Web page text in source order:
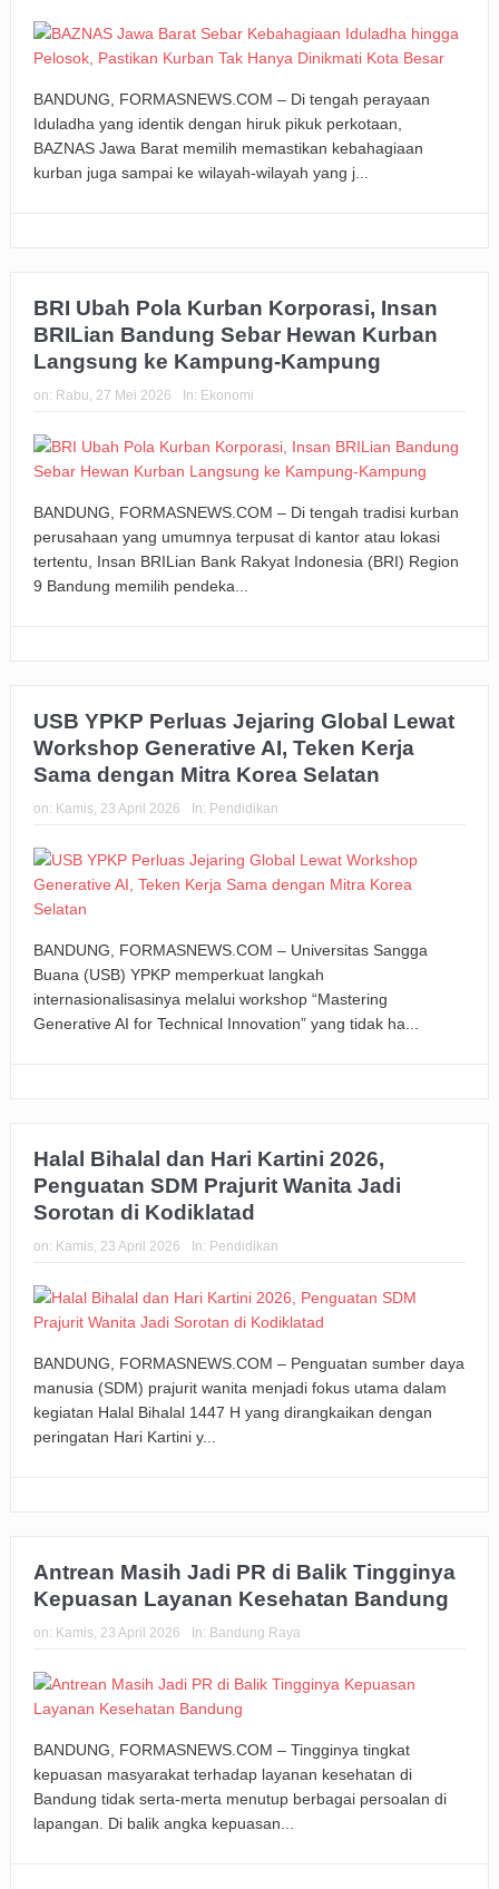
BANDUNG, FORMASNEWS.COM – Di tengah perayaan
Iduladha yang identik dengan hiruk pikuk perkotaan,
BAZNAS Jawa Barat memilih memastikan kebahagiaan
kurban juga sampai ke wilayah-wilayah yang j...
BRI Ubah Pola Kurban Korporasi, Insan
BRILian Bandung Sebar Hewan Kurban
Langsung ke Kampung-Kampung
on: Rabu, 27 Mei 2026 In: Ekonomi
BANDUNG, FORMASNEWS.COM – Di tengah tradisi kurban
perusahaan yang umumnya terpusat di kantor atau lokasi
tertentu, Insan BRILian Bank Rakyat Indonesia (BRI) Region
9 Bandung memilih pendeka...
USB YPKP Perluas Jejaring Global Lewat
Workshop Generative AI, Teken Kerja
Sama dengan Mitra Korea Selatan
on: Kamis, 23 April 2026 In: Pendidikan
BANDUNG, FORMASNEWS.COM – Universitas Sangga
Buana (USB) YPKP memperkuat langkah
internasionalisasinya melalui workshop “Mastering
Generative AI for Technical Innovation” yang tidak ha...
Halal Bihalal dan Hari Kartini 2026,
Penguatan SDM Prajurit Wanita Jadi
Sorotan di Kodiklatad
on: Kamis, 23 April 2026 In: Pendidikan
BANDUNG, FORMASNEWS.COM – Penguatan sumber daya
manusia (SDM) prajurit wanita menjadi fokus utama dalam
kegiatan Halal Bihalal 1447 H yang dirangkaikan dengan
peringatan Hari Kartini y...
Antrean Masih Jadi PR di Balik Tingginya
Kepuasan Layanan Kesehatan Bandung
on: Kamis, 23 April 2026 In: Bandung Raya
BANDUNG, FORMASNEWS.COM – Tingginya tingkat
kepuasan masyarakat terhadap layanan kesehatan di
Bandung tidak serta-merta menutup berbagai persoalan di
lapangan. Di balik angka kepuasan...